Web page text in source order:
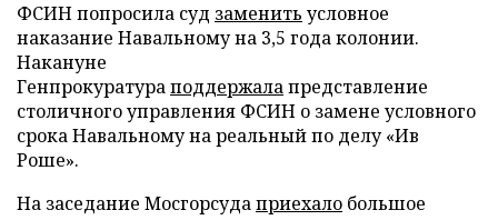
ФСИН попросила суд заменить условное
наказание Навальному на 3,5 года колонии.
Накануне
Генпрокуратураподдержалапредставление
столичного управления ФСИН о замене условного
срока Навальному на реальный по делу «Ив
Роше».
На заседание Мосгорсудаприехало большое